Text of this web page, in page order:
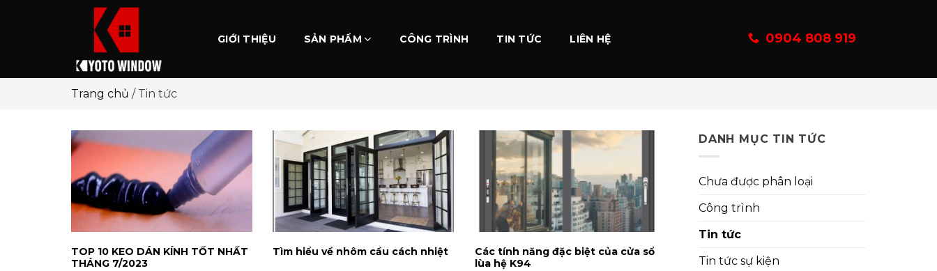
GIỚI THIỆU SẢN PHẨM CÔNG TRÌNH TIN TỨC LIÊN HỆ 0904 808 919
Trang chủ / Tin tức
TOP 10 KEO DÁN KÍNH TỐT NHẤT
THÁNG 7/2023
Tìm hiểu về nhôm cầu cách nhiệt
Các tính năng đặc biệt của cửa sổ
lùa hệ K94
DANH MỤC TIN TỨC
Chưa được phân loại
Công trình
Tin tức
Tin tức sự kiện